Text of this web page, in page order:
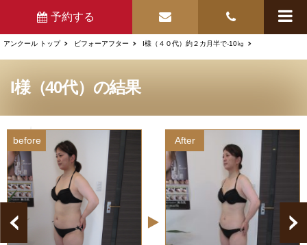
予約する
アンクール トップ ビフォーアフター I様（４０代）約２カ月半で-10㎏
I様（40代）の結果
before After